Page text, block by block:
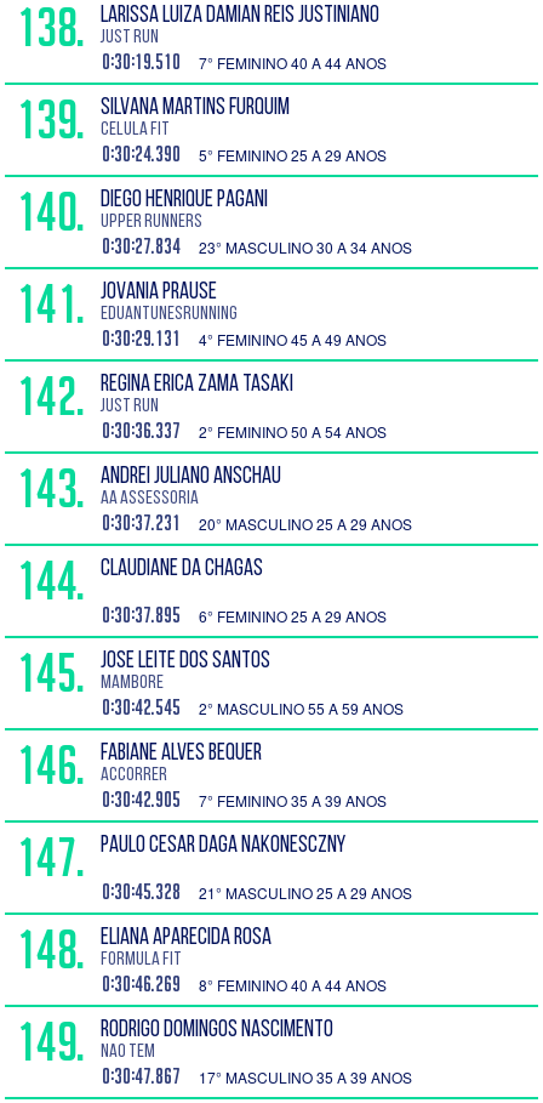
138. LARISSA LUIZA DAMIAN REIS JUSTINIANO
Just Run
0:30:19.510 7° FEMININO 40 A 44 ANOS
139. SILVANA MARTINS FURQUIM
Celula fit
0:30:24.390 5° FEMININO 25 A 29 ANOS
140. DIEGO HENRIQUE PAGANI
Upper Runners
0:30:27.834 23° MASCULINO 30 A 34 ANOS
141. JOVANIA PRAUSE
Eduantunesrunning
0:30:29.131 4° FEMININO 45 A 49 ANOS
142. REGINA ERICA ZAMA TASAKI
Just run
0:30:36.337 2° FEMININO 50 A 54 ANOS
143. ANDREI JULIANO ANSCHAU
AA assessoria
0:30:37.231 20° MASCULINO 25 A 29 ANOS
144. CLAUDIANE DA CHAGAS
0:30:37.895 6° FEMININO 25 A 29 ANOS
145. JOSE LEITE DOS SANTOS
mambore
0:30:42.545 2° MASCULINO 55 A 59 ANOS
146. FABIANE ALVES BEQUER
Accorrer
0:30:42.905 7° FEMININO 35 A 39 ANOS
147. PAULO CESAR DAGA NAKONESCZNY
0:30:45.328 21° MASCULINO 25 A 29 ANOS
148. ELIANA APARECIDA ROSA
Formula fit
0:30:46.269 8° FEMININO 40 A 44 ANOS
149. RODRIGO DOMINGOS NASCIMENTO
nao tem
0:30:47.867 17° MASCULINO 35 A 39 ANOS